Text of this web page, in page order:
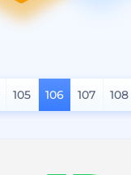
105 106 107 108